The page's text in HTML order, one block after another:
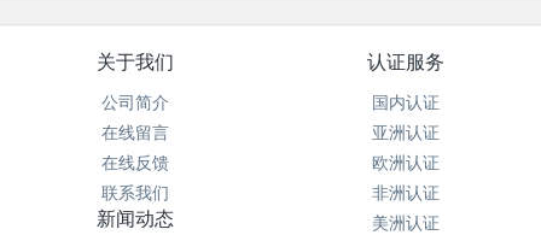
关于我们
公司简介
在线留言
在线反馈
联系我们
认证服务
国内认证
亚洲认证
欧洲认证
非洲认证
美洲认证
新闻动态